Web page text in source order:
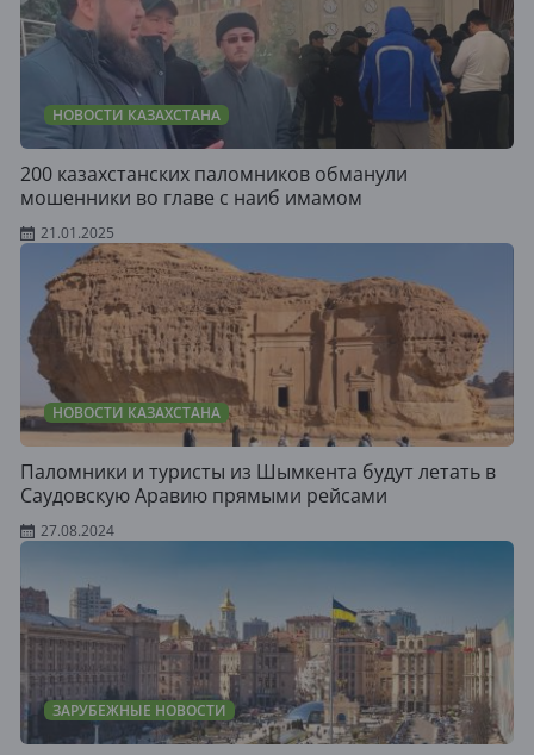
НОВОСТИ КАЗАХСТАНА
200 казахстанских паломников обманули
мошенники во главе с наиб имамом
21.01.2025
НОВОСТИ КАЗАХСТАНА
Паломники и туристы из Шымкента будут летать в
Саудовскую Аравию прямыми рейсами
27.08.2024
ЗАРУБЕЖНЫЕ НОВОСТИ